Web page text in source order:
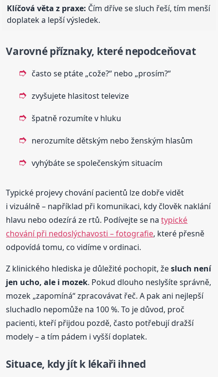
Klíčová věta z praxe: Čím dříve se sluch řeší, tím menší
doplatek a lepší výsledek.
Varovné příznaky, které nepodceňovat
často se ptáte „cože?“ nebo „prosím?“
zvyšujete hlasitost televize
špatně rozumíte v hluku
nerozumíte dětským nebo ženským hlasům
vyhýbáte se společenským situacím
Typické projevy chování pacientů lze dobře vidět
i vizuálně – například při komunikaci, kdy člověk naklání
hlavu nebo odezírá ze rtů. Podívejte se natypické
chování při nedoslýchavosti – fotografie, které přesně
odpovídá tomu, co vidíme v ordinaci.
Z klinického hlediska je důležité pochopit, žesluch není
jen ucho, ale i mozek. Pokud dlouho neslyšíte správně,
mozek „zapomíná“ zpracovávat řeč. A pak ani nejlepší
sluchadlo nepomůže na 100 %. To je důvod, proč
pacienti, kteří přijdou pozdě, často potřebují dražší
modely – a tím pádem i vyšší doplatek.
Situace, kdy jít k lékaři ihned